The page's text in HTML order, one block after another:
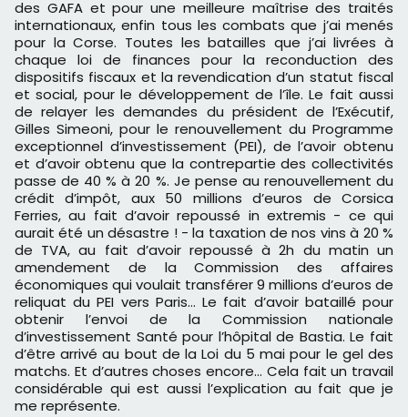
des GAFA et pour une meilleure maîtrise des traités
internationaux, enfin tous les combats que j’ai menés
pour la Corse. Toutes les batailles que j’ai livrées à
chaque loi de finances pour la reconduction des
dispositifs fiscaux et la revendication d’un statut fiscal
et social, pour le développement de l’île. Le fait aussi
de relayer les demandes du président de l’Exécutif,
Gilles Simeoni, pour le renouvellement du Programme
exceptionnel d’investissement (PEI), de l’avoir obtenu
et d’avoir obtenu que la contrepartie des collectivités
passe de 40 % à 20 %. Je pense au renouvellement du
crédit d’impôt, aux 50 millions d’euros de Corsica
Ferries, au fait d’avoir repoussé in extremis - ce qui
aurait été un désastre ! - la taxation de nos vins à 20 %
de TVA, au fait d’avoir repoussé à 2h du matin un
amendement de la Commission des affaires
économiques qui voulait transférer 9 millions d’euros de
reliquat du PEI vers Paris… Le fait d’avoir bataillé pour
obtenir l’envoi de la Commission nationale
d’investissement Santé pour l’hôpital de Bastia. Le fait
d’être arrivé au bout de la Loi du 5 mai pour le gel des
matchs. Et d’autres choses encore… Cela fait un travail
considérable qui est aussi l’explication au fait que je
me représente.